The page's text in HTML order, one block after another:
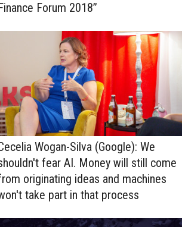
Forum 2018”
Wogan-Silva (Google): We
fear AI. Money will still come
originating ideas and machines
take part in that process